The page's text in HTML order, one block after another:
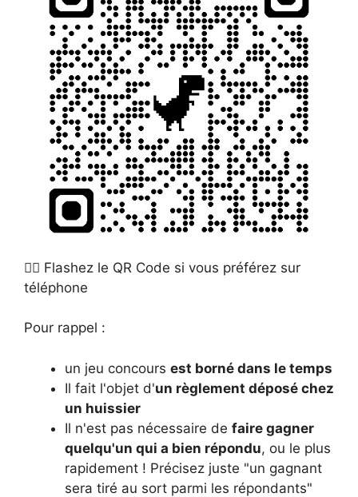
👈🏻 Flashez le QR Code si vous préférez sur
téléphone
Pour rappel :
un jeu concours est borné dans le temps
Il fait l'objet d'un règlement déposé chez
un huissier
Il n'est pas nécessaire de faire gagner
quelqu'un qui a bien répondu, ou le plus
rapidement ! Précisez juste "un gagnant
sera tiré au sort parmi les répondants"